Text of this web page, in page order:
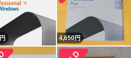
円 4,650円